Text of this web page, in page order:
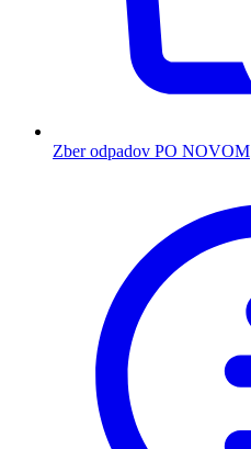
Zber odpadov PO NOVOM